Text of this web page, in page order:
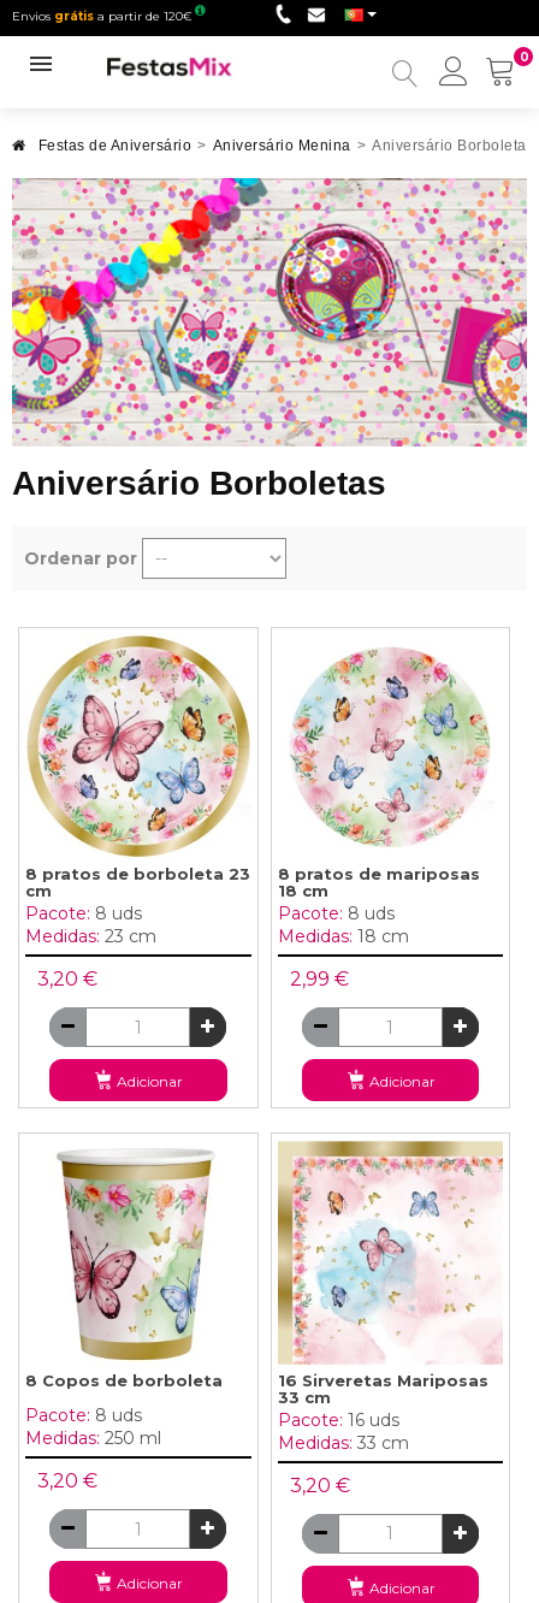
Envios grátis a partir de 120€
0
Minha
Festas de Aniversário > Aniversário Menina > Aniversário Borboletas
Aniversário Borboletas
Ordenar por
8 pratos de borboleta 23
cm
Pacote: 8 uds
Medidas: 23 cm
3,20 €
Adicionar
8 pratos de mariposas
18 cm
Pacote: 8 uds
Medidas: 18 cm
2,99 €
Adicionar
8 Copos de borboleta
Pacote: 8 uds
Medidas: 250 ml
3,20 €
Adicionar
16 Sirveretas Mariposas
33 cm
Pacote: 16 uds
Medidas: 33 cm
3,20 €
Adicionar